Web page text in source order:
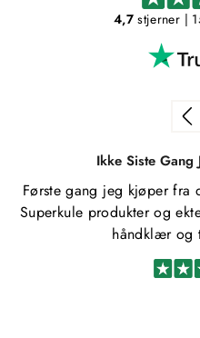
4,7stjerner |
Ikke Siste
Første gang jeg kjøper fra
Superkule produkter og
håndklær og